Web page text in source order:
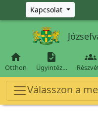
Ugrás a fő tartalomra
Kapcsolat

Otthon

Ügyintéz…

Válasszon a